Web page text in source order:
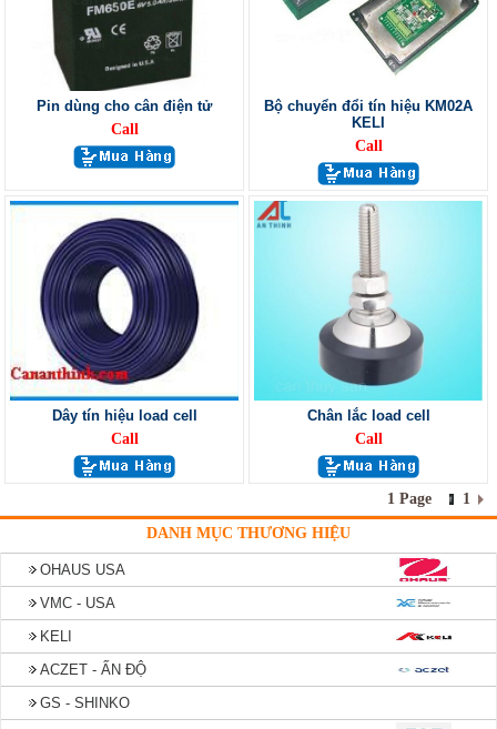
Pin dùng cho cân điện tử
Call
Bộ chuyển đổi tín hiệu KM02A
KELI
Call
Dây tín hiệu load cell
Call
Chân lắc load cell
Call
1 Page 1
DANH MỤC THƯƠNG HIỆU
OHAUS USA
VMC - USA
KELI
ACZET - ẤN ĐỘ
GS - SHINKO